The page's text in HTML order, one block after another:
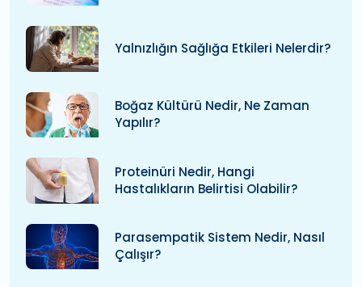
Yalnızlığın Sağlığa Etkileri Nelerdir?
Boğaz Kültürü Nedir, Ne Zaman
Yapılır?
Proteinüri Nedir, Hangi
Hastalıkların Belirtisi Olabilir?
Parasempatik Sistem Nedir, Nasıl
Çalışır?